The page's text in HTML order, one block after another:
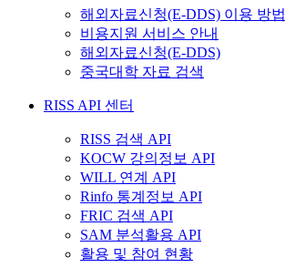
해외자료신청(E-DDS) 이용 방법
비용지원 서비스 안내
해외자료신청(E-DDS)
중국대학 자료 검색
RISS API 센터
RISS 검색 API
KOCW 강의정보 API
WILL 연계 API
Rinfo 통계정보 API
FRIC 검색 API
SAM 분석활용 API
활용 및 참여 현황